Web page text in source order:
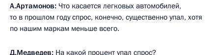
А.Артамонов: Что касается легковых автомобилей,
то в прошлом году спрос, конечно, существенно упал, хотя
по нашим маркам меньше всего.
Д.Медведев: На какой процент упал спрос?